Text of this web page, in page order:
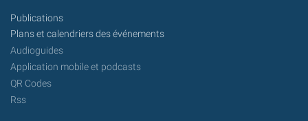
Publications
Plans et calendriers des événements
Audioguides
Application mobile et podcasts
QR Codes
Rss